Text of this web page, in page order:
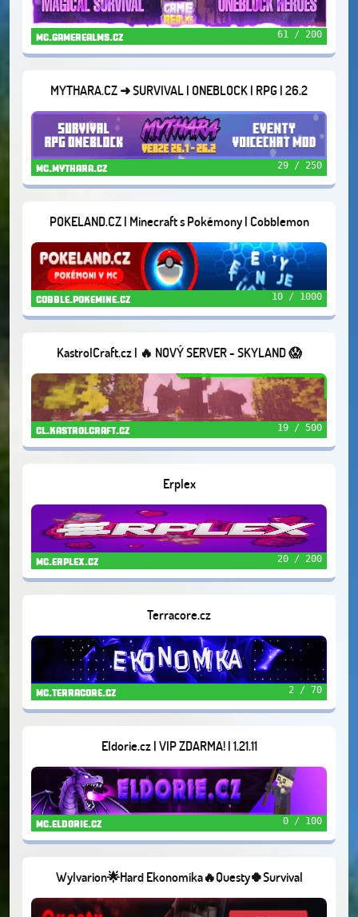
mc.gamerealms.cz 61 / 200
MYTHARA.CZ ➜ SURVIVAL | ONEBLOCK | RPG | 26.2
mc.mythara.cz 29 / 250
POKELAND.CZ | Minecraft s Pokémony | Cobblemon
cobble.pokemine.cz 10 / 1000
KastrolCraft.cz | 🔥 NOVÝ SERVER - SKYLAND 😱
cl.kastrolcraft.cz 19 / 500
Erplex
mc.erplex.cz 20 / 200
Terracore.cz
mc.terracore.cz 2 / 70
Eldorie.cz | VIP ZDARMA! | 1.21.11
mc.eldorie.cz 0 / 100
Wylvarion🌟Hard Ekonomika🔥Questy🍀Survival